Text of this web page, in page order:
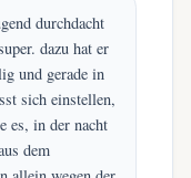
durchdacht
dazu hat er
und gerade in
sich einstellen,
es, in der nacht
dem